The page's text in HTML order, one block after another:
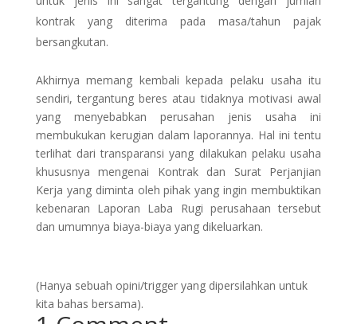
kontrak yang diterima pada masa/tahun pajak
bersangkutan.
Akhirnya memang kembali kepada pelaku usaha itu
sendiri, tergantung beres atau tidaknya motivasi awal
yang menyebabkan perusahan jenis usaha ini
membukukan kerugian dalam laporannya. Hal ini tentu
terlihat dari transparansi yang dilakukan pelaku usaha
khususnya mengenai Kontrak dan Surat Perjanjian
Kerja yang diminta oleh pihak yang ingin membuktikan
kebenaran Laporan Laba Rugi perusahaan tersebut
dan umumnya biaya-biaya yang dikeluarkan.
(Hanya sebuah opini/trigger yang dipersilahkan untuk
kita bahas bersama).